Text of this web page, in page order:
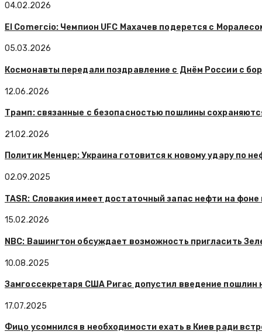
04.02.2026
El Comercio: Чемпион UFC Махачев подерется с
05.03.2026
Космонавты передали поздравление с Днём России с
12.06.2026
Трамп: связанные с безопасностью пошлины
21.02.2026
Политик Менцер: Украина готовится к новому удару по
02.09.2025
TASR: Словакия имеет достаточный запас нефти на
15.02.2026
NBC: Вашингтон обсуждает возможность пригласить
10.08.2025
Замгоссекретаря США Ригас допустил введение пошлин
17.07.2025
Фицо усомнился в необходимости ехать в Киев ради